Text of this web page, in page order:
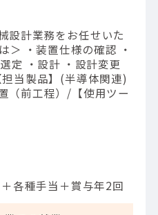
設計業務をお任せいた
＞ ・装置仕様の確認 ・
定 ・設計 ・設計変更
当製品】(半導体関連)
（前工程）/【使用ツー
各種手当＋賞与年2回